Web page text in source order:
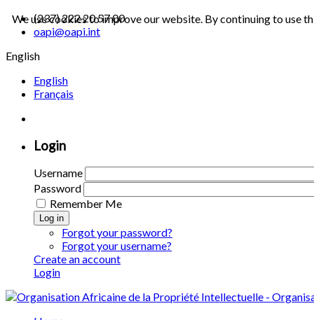
(237) 222 20 57 00
oapi@oapi.int
English
English
Français
Login
Username
Password
Remember Me
Log in
Forgot your password?
Forgot your username?
Create an account
Login
We use cookies to improve our website. By continuing to use